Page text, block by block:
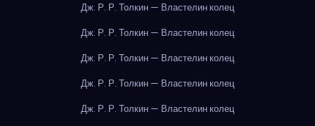
Дж. Р. Р. Толкин — Властелин колец
Дж. Р. Р. Толкин — Властелин колец
Дж. Р. Р. Толкин — Властелин колец
Дж. Р. Р. Толкин — Властелин колец
Дж. Р. Р. Толкин — Властелин колец